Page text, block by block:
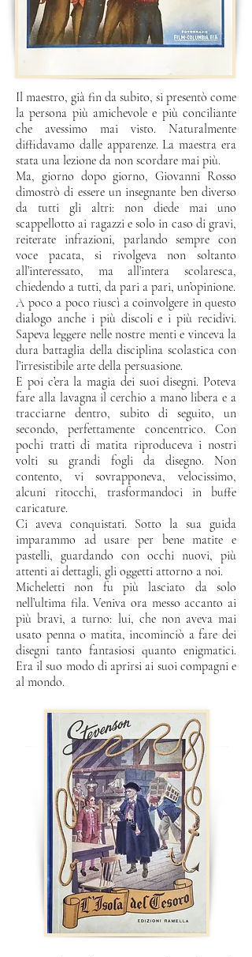
Il maestro, già fin da subito, si presentò come
la persona più amichevole e più conciliante
che avessimo mai visto. Naturalmente
diffidavamo dalle apparenze. La maestra era
stata una lezione da non scordare mai più.
Ma, giorno dopo giorno, Giovanni Rosso
dimostrò di essere un insegnante ben diverso
da tutti gli altri: non diede mai uno
scappellotto ai ragazzi e solo in caso di gravi,
reiterate infrazioni, parlando sempre con
voce pacata, si rivolgeva non soltanto
all’interessato, ma all’intera scolaresca,
chiedendo a tutti, da pari a pari, un’opinione.
A poco a poco riuscì a coinvolgere in questo
dialogo anche i più discoli e i più recidivi.
Sapeva leggere nelle nostre menti e vinceva la
dura battaglia della disciplina scolastica con
l’irresistibile arte della persuasione.
E poi c’era la magia dei suoi disegni. Poteva
fare alla lavagna il cerchio a mano libera e a
tracciarne dentro, subito di seguito, un
secondo, perfettamente concentrico. Con
pochi tratti di matita riproduceva i nostri
volti su grandi fogli da disegno. Non
contento, vi sovrapponeva, velocissimo,
alcuni ritocchi, trasformandoci in buffe
caricature.
Ci aveva conquistati. Sotto la sua guida
imparammo ad usare per bene matite e
pastelli, guardando con occhi nuovi, più
attenti ai dettagli, gli oggetti attorno a noi.
Micheletti non fu più lasciato da solo
nell’ultima fila. Veniva ora messo accanto ai
più bravi, a turno: lui, che non aveva mai
usato penna o matita, incominciò a fare dei
disegni tanto fantasiosi quanto enigmatici.
Era il suo modo di aprirsi ai suoi compagni e
al mondo.